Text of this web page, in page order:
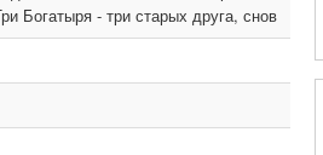
Богатыря - три старых друга, снов